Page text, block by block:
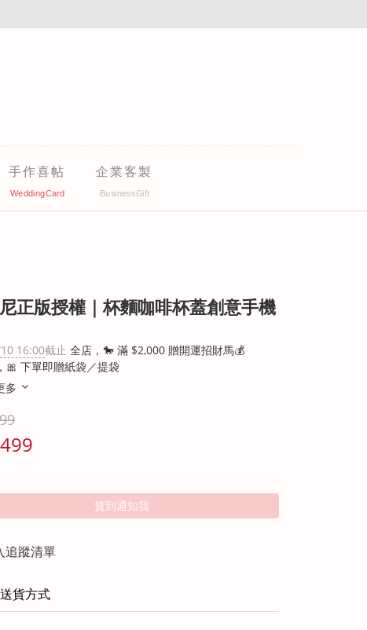
手作喜帖 企業客製
正版授權｜杯麵咖啡杯蓋創意手機
16:00截止 全店，🐎 滿 $2,000 贈開運招財馬💰
🎀 下單即贈紙袋／提袋
多
貨到通知我
追蹤清單
送貨方式